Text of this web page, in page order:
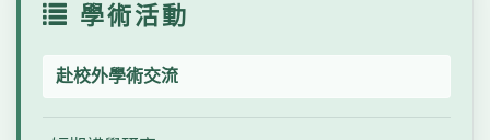
學術活動
赴校外學術交流